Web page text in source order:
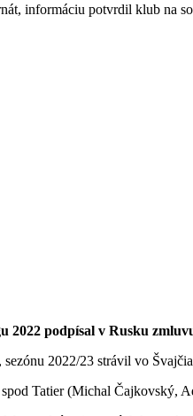
informáciu potvrdil klub na
podpísal v Rusku
2022/23 strávil vo
Tatier (Michal Čajkovský,